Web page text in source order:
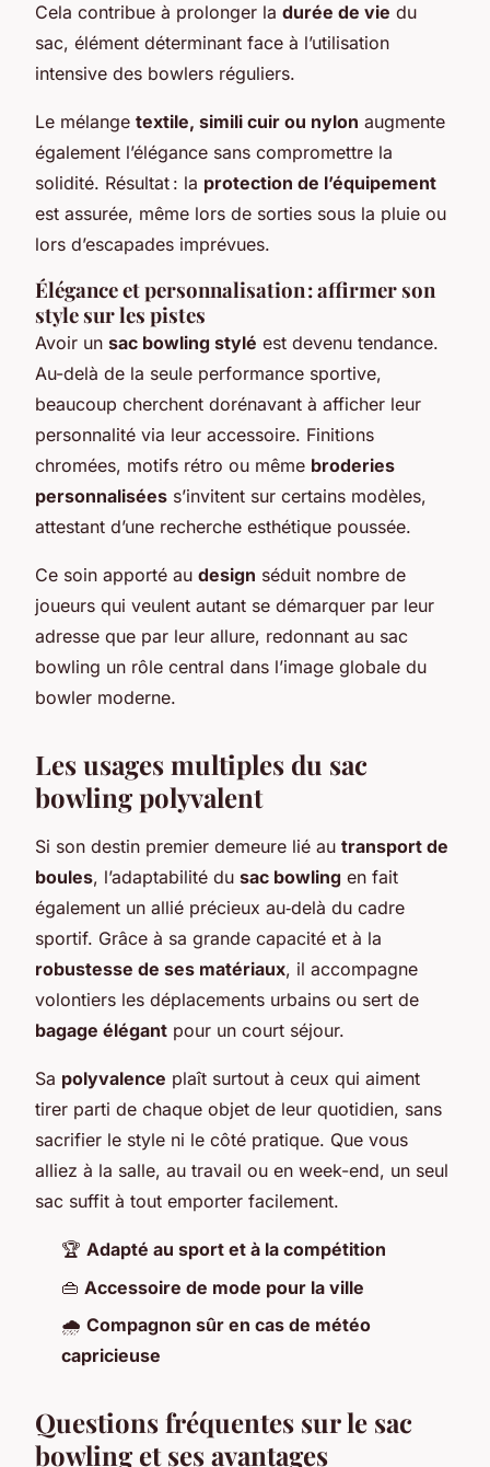
Cela contribue à prolonger la durée de vie du
sac, élément déterminant face à l’utilisation
intensive des bowlers réguliers.
Le mélange textile, simili cuir ou nylon augmente
également l’élégance sans compromettre la
solidité. Résultat : la protection de l’équipement
est assurée, même lors de sorties sous la pluie ou
lors d’escapades imprévues.
Élégance et personnalisation : affirmer son
style sur les pistes
Avoir un sac bowling stylé est devenu tendance.
Au-delà de la seule performance sportive,
beaucoup cherchent dorénavant à afficher leur
personnalité via leur accessoire. Finitions
chromées, motifs rétro ou même broderies
personnalisées s’invitent sur certains modèles,
attestant d’une recherche esthétique poussée.
Ce soin apporté au design séduit nombre de
joueurs qui veulent autant se démarquer par leur
adresse que par leur allure, redonnant au sac
bowling un rôle central dans l’image globale du
bowler moderne.
Les usages multiples du sac
bowling polyvalent
Si son destin premier demeure lié au transport de
boules, l’adaptabilité du sac bowling en fait
également un allié précieux au‐delà du cadre
sportif. Grâce à sa grande capacité et à la
robustesse de ses matériaux, il accompagne
volontiers les déplacements urbains ou sert de
bagage élégant pour un court séjour.
Sa polyvalence plaît surtout à ceux qui aiment
tirer parti de chaque objet de leur quotidien, sans
sacrifier le style ni le côté pratique. Que vous
alliez à la salle, au travail ou en week-end, un seul
sac suffit à tout emporter facilement.
🏆 Adapté au sport et à la compétition
👜 Accessoire de mode pour la ville
🌧️ Compagnon sûr en cas de météo
capricieuse
Questions fréquentes sur le sac
bowling et ses avantages